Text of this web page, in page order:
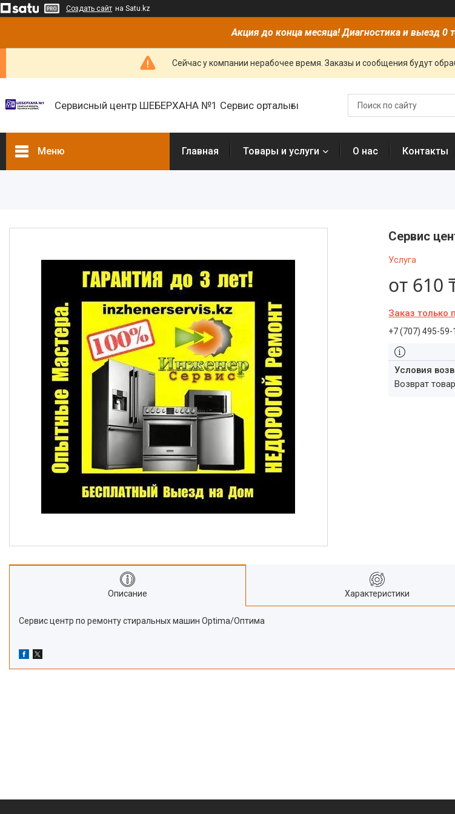
Создать сайт на Satu.kz
Акция до конца месяца! Диагностика и выезд 0
Сейчас у компании нерабочее время. Заказы и сообщения будут
Сервисный центр ШЕБЕРХАНА №1 Сервис орталығы
Меню Главная Товары и услуги О нас Контакты
Сервис
Услуга
от 610
Заказ только
+7 (707) 495-59-
возврат
Описание Характеристики
Сервис центр по ремонту стиральных машин Optima/Оптима